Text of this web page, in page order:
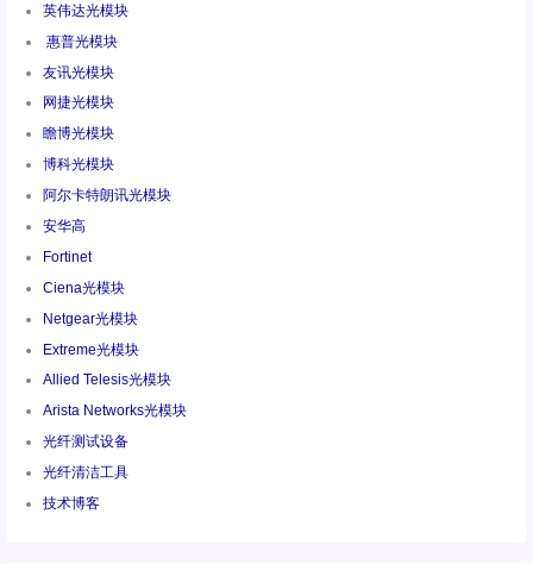
英伟达光模块
惠普光模块
友讯光模块
网捷光模块
瞻博光模块
博科光模块
阿尔卡特朗讯光模块
安华高
Fortinet
Ciena光模块
Netgear光模块
Extreme光模块
Allied Telesis光模块
Arista Networks光模块
光纤测试设备
光纤清洁工具
技术博客